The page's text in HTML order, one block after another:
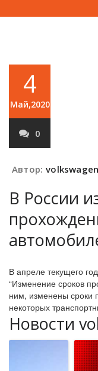
4
Май,2020
0
Автор:
В России
В апреле текущего
“Изменение сроков
ним, изменены сроки
некоторых
Новости